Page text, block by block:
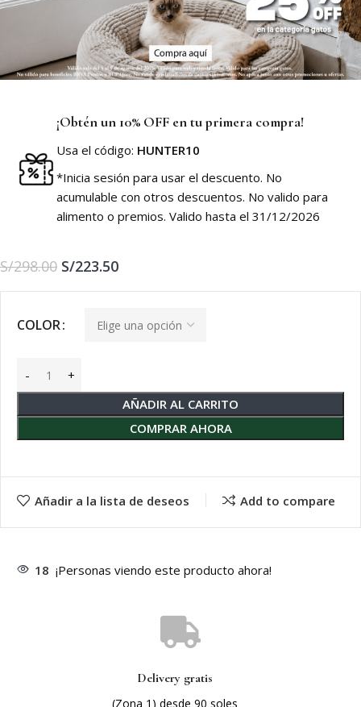
¡Obtén un 10% OFF en tu primera compra!
Usa el código: HUNTER10
*Inicia sesión para usar el descuento. No
acumulable con otros descuentos. No valido para
alimento o premios. Valido hasta el 31/12/2026
S/298.00 S/223.50
COLOR
AÑADIR AL CARRITO
COMPRAR AHORA
Añadir a la lista de deseos Add to compare
18 ¡Personas viendo este producto ahora!
Delivery gratis
(Zona 1) desde 90 soles